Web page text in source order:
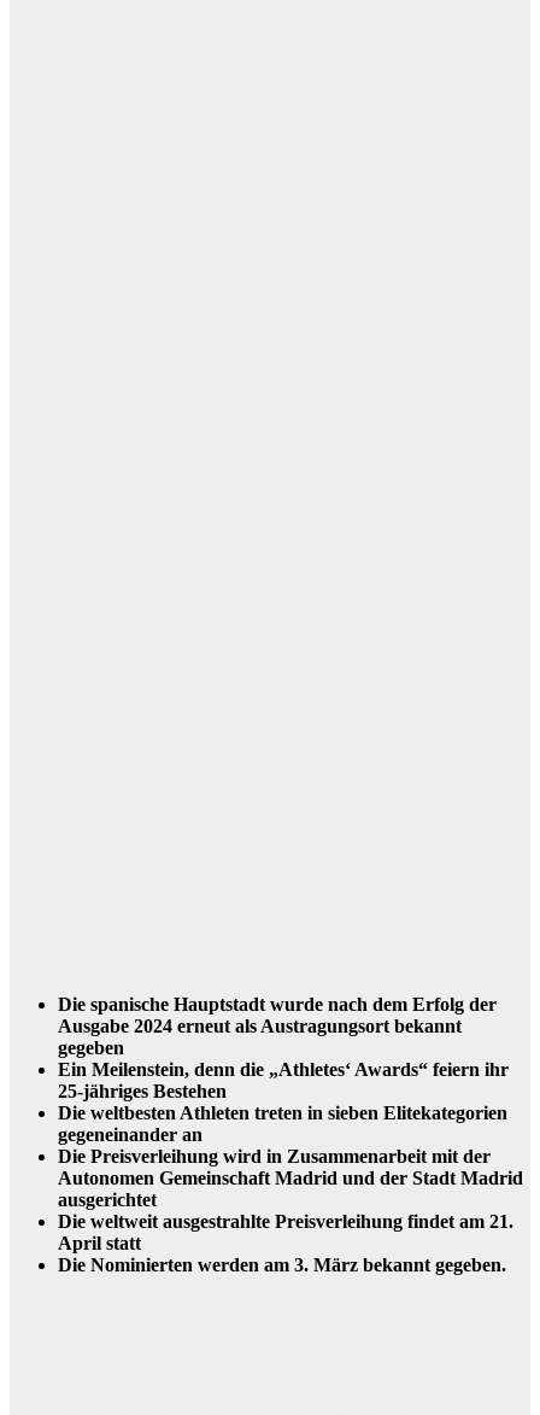
Die spanische Hauptstadt wurde nach dem Erfolg der
Ausgabe 2024 erneut als Austragungsort bekannt
gegeben
Ein Meilenstein, denn die „Athletes‘ Awards“ feiern ihr
25-jähriges Bestehen
Die weltbesten Athleten treten in sieben Elitekategorien
gegeneinander an
Die Preisverleihung wird in Zusammenarbeit mit der
Autonomen Gemeinschaft Madrid und der Stadt Madrid
ausgerichtet
Die weltweit ausgestrahlte Preisverleihung findet am 21.
April statt
Die Nominierten werden am 3. März bekannt gegeben.